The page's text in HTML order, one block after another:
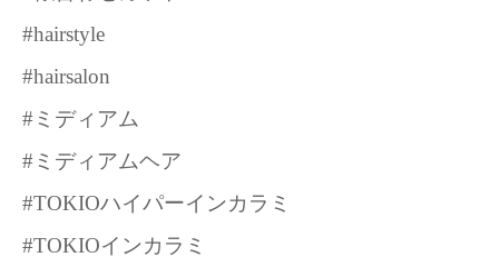
#hairstyle
#hairsalon
#ミディアム
#ミディアムヘア
#TOKIOハイパーインカラミ
#TOKIOインカラミ